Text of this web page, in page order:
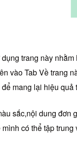
trang này nhằm
vào Tab Về trang
mang lại hiệu quả
sắc,nội dung đơn
có thể tập trung